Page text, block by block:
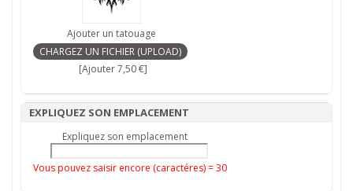
Ajouter un tatouage
[Ajouter 7,50 €]
EXPLIQUEZ SON EMPLACEMENT
Expliquez son emplacement
Vous pouvez saisir encore (caractéres) =30